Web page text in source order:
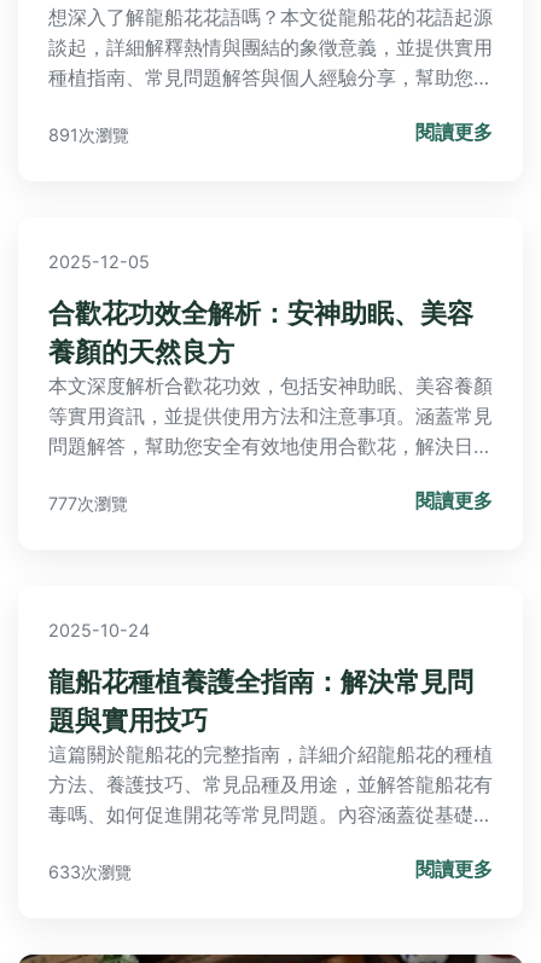
想深入了解龍船花花語嗎？本文從龍船花的花語起源
談起，詳細解釋熱情與團結的象徵意義，並提供實用
種植指南、常見問題解答與個人經驗分享，幫助您輕
手還是愛好者，都能找到有價值的資訊。
891次瀏覽 閱讀更多
2025-12-05
合歡花功效全解析：安神助眠、美容
養顏的天然良方
本文深度解析合歡花功效，包括安神助眠、美容養顏
等實用資訊，並提供使用方法和注意事項。涵蓋常見
問題解答，幫助您安全有效地使用合歡花，解決日常
777次瀏覽 閱讀更多
2025-10-24
龍船花種植養護全指南：解決常見問
題與實用技巧
這篇關於龍船花的完整指南，詳細介紹龍船花的種植
方法、養護技巧、常見品種及用途，並解答龍船花有
毒嗎、如何促進開花等常見問題。內容涵蓋從基礎知
誤避免，以及台灣地區的適應性分析。無論您是園藝
633次瀏覽 閱讀更多